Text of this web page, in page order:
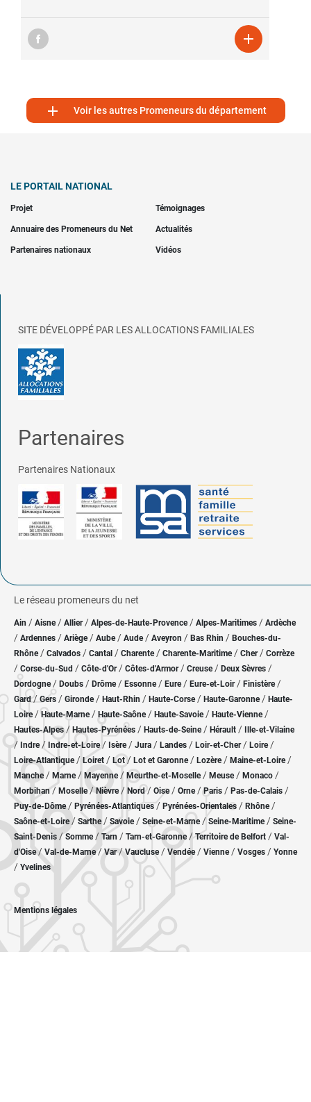

 Voir les autres Promeneurs du département
LE PORTAIL NATIONAL
Projet Témoignages
Annuaire des Promeneurs du Net Actualités
Partenaires nationaux Vidéos
SITE DÉVELOPPÉ PAR LES ALLOCATIONS FAMILIALES
Partenaires
Partenaires Nationaux
Le réseau promeneurs du net
Ain / Aisne/ Allier/ Alpes-de-Haute-Provence / Alpes-Maritimes / Ardèche
/ Ardennes / Ariège/ Aube/ Aude / Aveyron / Bas Rhin / Bouches-du-
Rhône/ Calvados / Cantal / Charente / Charente-Maritime/ Cher / Corrèze
/ Corse-du-Sud / Côte-d'Or / Côtes-d'Armor/ Creuse/ Deux Sèvres /
Dordogne/ Doubs / Drôme/ Essonne / Eure/ Eure-et-Loir / Finistère/
Gard/Gers / Gironde/ Haut-Rhin / Haute-Corse/ Haute-Garonne/ Haute-
Loire/Haute-Marne/ Haute-Saône/ Haute-Savoie/ Haute-Vienne/
Hautes-Alpes/ Hautes-Pyrénées / Hauts-de-Seine/ Hérault / Ille-et-Vilaine
/ Indre/ Indre-et-Loire/ Isère/ Jura / Landes / Loir-et-Cher/ Loire/
Loire-Atlantique/ Loiret / Lot/ Lot et Garonne/ Lozère / Maine-et-Loire/
Manche/ Marne/ Mayenne/ Meurthe-et-Moselle/ Meuse/ Monaco /
Morbihan/ Moselle/ Nièvre / Nord/ Oise / Orne/Paris / Pas-de-Calais /
Puy-de-Dôme/ Pyrénées-Atlantiques / Pyrénées-Orientales / Rhône/
Saône-et-Loire/ Sarthe/ Savoie/ Seine-et-Marne/ Seine-Maritime/ Seine-
Saint-Denis /Somme/ Tarn / Tarn-et-Garonne/Territoire de Belfort / Val-
d'Oise/ Val-de-Marne/Var/Vaucluse/ Vendée/ Vienne/ Vosges / Yonne
/ Yvelines
Mentions légales